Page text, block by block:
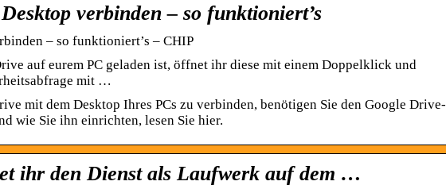
verbinden – so funktioniert’s
– so funktioniert’s – CHIP
auf eurem PC geladen ist, öffnet ihr diese mit einem Doppelklick und
mit …
mit dem Desktop Ihres PCs zu verbinden, benötigen Sie den Google Drive-
wie Sie ihn einrichten, lesen Sie hier.
ihr den Dienst als Laufwerk auf dem …